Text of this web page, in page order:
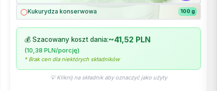
Kukurydza konserwowa 100 g
💰 Szacowany koszt dania:~41,52 PLN
(10,38 PLN/porcję)
* Brak cen dla niektórych składników
💡 Kliknij na składnik aby oznaczyć jako użyty